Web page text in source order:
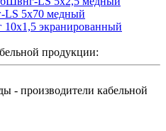
5х70 медный
экранированный
продукции:
- производители кабельной